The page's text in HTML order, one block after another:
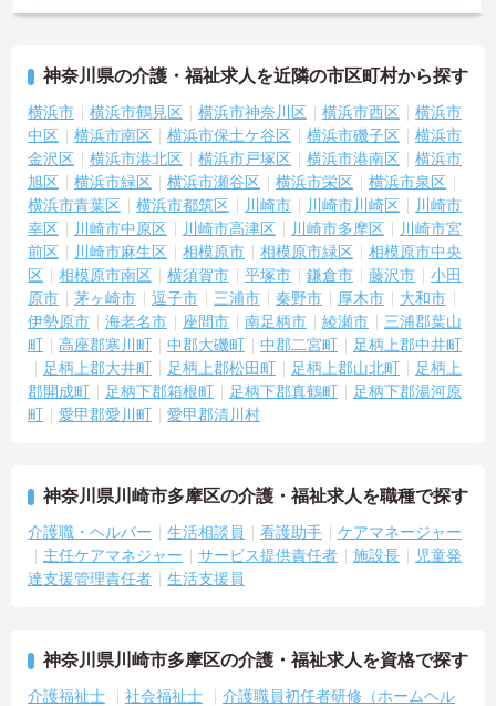
神奈川県の介護・福祉求人を近隣の市区町村から探す
横浜市 横浜市鶴見区 横浜市神奈川区 横浜市西区
横浜市
中区
横浜市南区 横浜市保土ケ谷区 横浜市磯子区
横浜市
金沢区
横浜市港北区 横浜市戸塚区 横浜市港南区
横浜市
旭区
横浜市緑区 横浜市瀬谷区 横浜市栄区
横浜市泉区
横浜市青葉区
横浜市都筑区 川崎市 川崎市川崎区
川崎市
幸区
川崎市中原区 川崎市高津区 川崎市多摩区
川崎市宮
前区
川崎市麻生区 相模原市 相模原市緑区
相模原市中央
区
相模原市南区 横須賀市 平塚市 鎌倉市 藤沢市
小田
原市
茅ヶ崎市 逗子市 三浦市 秦野市 厚木市
大和市
伊勢原市
海老名市 座間市 南足柄市 綾瀬市
三浦郡葉山
町
高座郡寒川町 中郡大磯町 中郡二宮町
足柄上郡中井町
足柄上郡大井町
足柄上郡松田町 足柄上郡山北町
足柄上
郡開成町
足柄下郡箱根町 足柄下郡真鶴町
足柄下郡湯河原
町
愛甲郡愛川町 愛甲郡清川村
神奈川県川崎市多摩区の介護・福祉求人を職種で探す
介護職・ヘルパー 生活相談員 看護助手
ケアマネージャー
主任ケアマネジャー
サービス提供責任者 施設長
児童発
達支援管理責任者
生活支援員
神奈川県川崎市多摩区の介護・福祉求人を資格で探す
介護福祉士 社会福祉士
介護職員初任者研修（ホームヘル